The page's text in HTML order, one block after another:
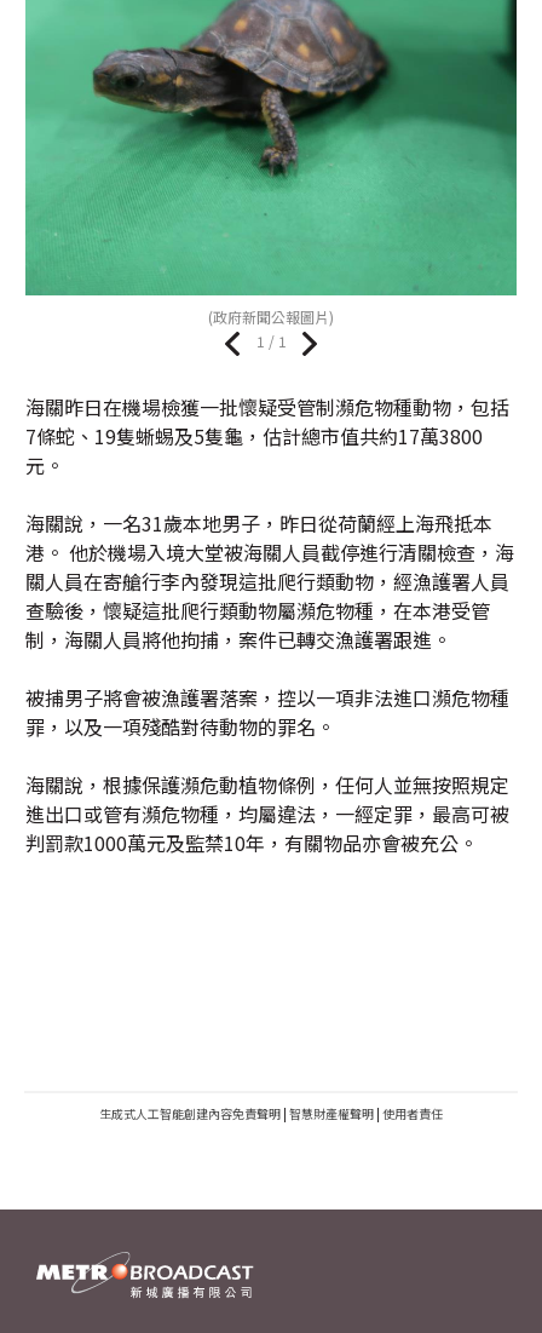
(政府新聞公報圖片)
1 / 1
海關昨日在機場檢獲一批懷疑受管制瀕危物種動物，包括
7條蛇、19隻蜥蜴及5隻龜，估計總市值共約17萬3800
元。
海關說，一名31歲本地男子，昨日從荷蘭經上海飛抵本
港。 他於機場入境大堂被海關人員截停進行清關檢查，海
關人員在寄艙行李內發現這批爬行類動物，經漁護署人員
查驗後，懷疑這批爬行類動物屬瀕危物種，在本港受管
制，海關人員將他拘捕，案件已轉交漁護署跟進。
被捕男子將會被漁護署落案，控以一項非法進口瀕危物種
罪，以及一項殘酷對待動物的罪名。
海關說，根據保護瀕危動植物條例，任何人並無按照規定
進出口或管有瀕危物種，均屬違法，一經定罪，最高可被
判罰款1000萬元及監禁10年，有關物品亦會被充公。
生成式人工智能創建內容免責聲明 | 智慧財產權聲明 | 使用者責任